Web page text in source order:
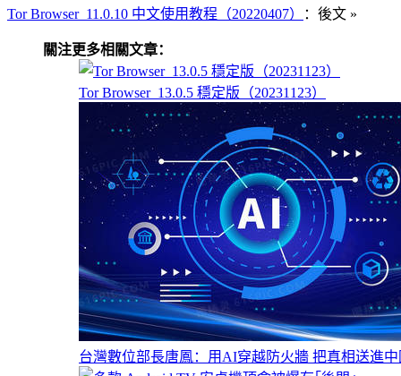
Tor Browser_11.0.10 中文使用教程（20220407） ：後文 »
關注更多相關文章：
Tor Browser_13.0.5 穩定版（20231123）
台灣數位部長唐鳳：用AI穿越防火牆 把真相送進中